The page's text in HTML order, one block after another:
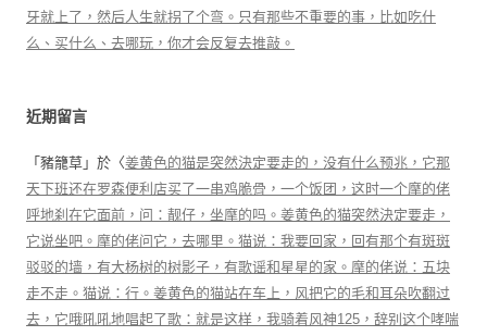
牙就上了，然后人生就拐了个弯。只有那些不重要的事，比如吃什
么、买什么、去哪玩，你才会反复去推敲。
近期留言
「 豬籠草 」於〈姜黄色的猫是突然決定要走的，没有什么预兆，它那
天下班还在罗森便利店买了一串鸡脆骨，一个饭团，这时一个摩的佬
呼地刹在它面前，问：靓仔，坐摩的吗。姜黄色的猫突然決定要走，
它说坐吧。摩的佬问它，去哪里。猫说：我要回家，回有那个有斑斑
驳驳的墙，有大杨树的树影子，有歌谣和星星的家。摩的佬说：五块
走不走。猫说：行。姜黄色的猫站在车上，风把它的毛和耳朵吹翻过
去，它哦吼吼地唱起了歌：就是这样，我骑着风神125，辞别这个哮喘